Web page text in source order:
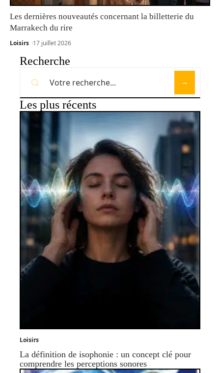
Les dernières nouveautés concernant la billetterie du
Marrakech du rire
Loisirs 17 juillet 2026
Recherche
Les plus récents
Loisirs
La définition de isophonie : un concept clé pour
comprendre les perceptions sonores